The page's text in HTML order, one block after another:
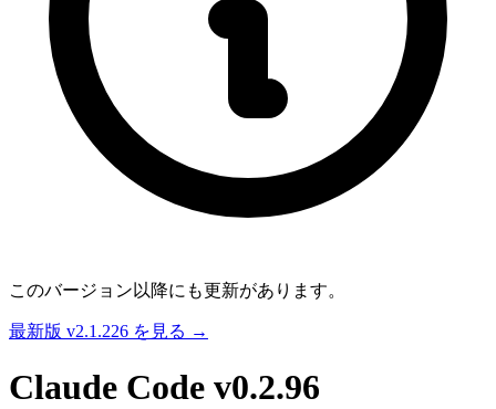
このバージョン以降にも更新があります。
最新版 v2.1.226 を見る →
Claude Code v0.2.96